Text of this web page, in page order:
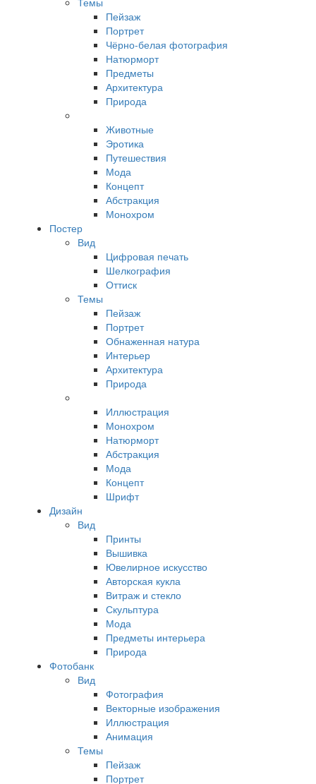
Пейзаж
Портрет
Чёрно-белая фотография
Натюрморт
Предметы
Архитектура
Природа
Животные
Эротика
Путешествия
Мода
Концепт
Абстракция
Монохром
Постер
Вид
Цифровая печать
Шелкография
Оттиск
Темы
Пейзаж
Портрет
Обнаженная натура
Интерьер
Архитектура
Природа
Иллюстрация
Монохром
Натюрморт
Абстракция
Мода
Концепт
Шрифт
Дизайн
Вид
Принты
Вышивка
Ювелирное искусство
Авторская кукла
Витраж и стекло
Скульптура
Мода
Предметы интерьера
Природа
Фотобанк
Вид
Фотография
Векторные изображения
Иллюстрация
Анимация
Темы
Пейзаж
Портрет